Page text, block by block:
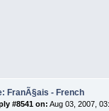
FranÃ§ais - French
#8541 on: Aug 03, 2007,